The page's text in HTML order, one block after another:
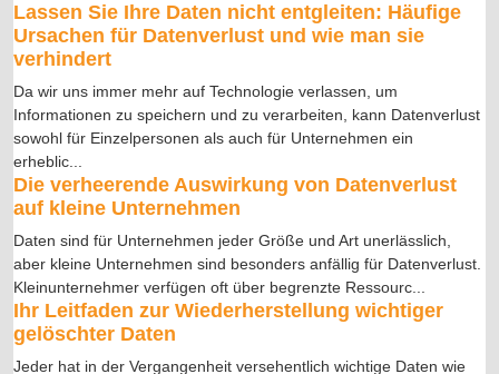
Lassen Sie Ihre Daten nicht entgleiten: Häufige
Ursachen für Datenverlust und wie man sie
verhindert
Da wir uns immer mehr auf Technologie verlassen, um
Informationen zu speichern und zu verarbeiten, kann Datenverlust
sowohl für Einzelpersonen als auch für Unternehmen ein
erheblic
Die verheerende Auswirkung von Datenverlust
auf kleine Unternehmen
Daten sind für Unternehmen jeder Größe und Art unerlässlich,
aber kleine Unternehmen sind besonders anfällig für Datenverlust.
Kleinunternehmer verfügen oft über begrenzte Ressourc
Ihr Leitfaden zur Wiederherstellung wichtiger
gelöschter Daten
Jeder hat in der Vergangenheit versehentlich wichtige Daten wie